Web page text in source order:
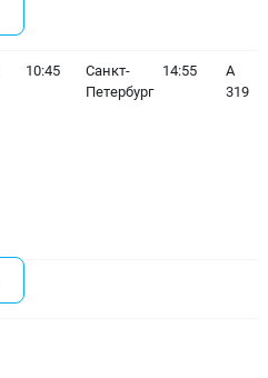
10:45
Санкт-
Петербург
14:55
A
319